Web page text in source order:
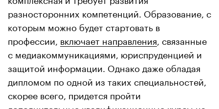
разносторонних компетенций. Образование, с
которым можно будет стартовать в
профессии, включает направления , связанные
с медиакоммуникациями, юриспруденцией и
защитой информации. Однако даже обладая
дипломом по одной из таких специальностей,
скорее всего, придется пройти